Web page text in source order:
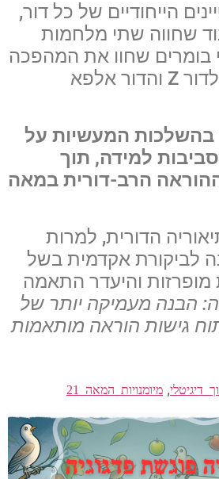
הייחודיים של כל דור,
שחווה שתי מלחמות
בומרים שחוו את המהפכה
הטכנולוגית, ועד לדור Z והדור אלפא
המעשיות על
סביבות למידה, תוך
הרב-דורית במאה
הדורית, למרות
לביקורת אקדמית בשל
מופרזות והיעדר התאמה
הבנה מעמיקה יותר של
גישות הוראה מותאמות
, מיומנויות_המאה_21